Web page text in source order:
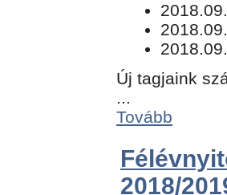
Új tagjaink
...
Tovább
2018/